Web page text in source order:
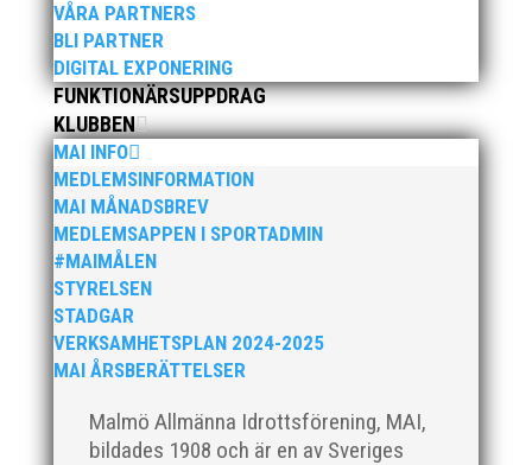
VÅRA PARTNERS
BLI PARTNER
DIGITAL EXPONERING
FUNKTIONÄRSUPPDRAG
KLUBBEN
MAI INFO
MEDLEMSINFORMATION
MAI MÅNADSBREV
MEDLEMSAPPEN I SPORTADMIN
#MAIMÅLEN
STYRELSEN
STADGAR
VERKSAMHETSPLAN 2024-2025
MAI ÅRSBERÄTTELSER
Malmö Allmänna Idrottsförening, MAI,
bildades 1908 och är en av Sveriges